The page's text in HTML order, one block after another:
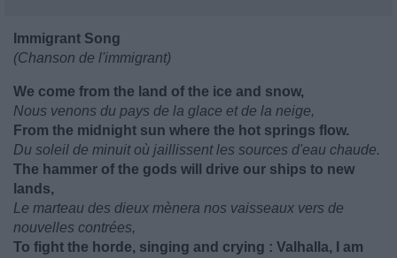
Immigrant Song
(Chanson de l'immigrant)
We come from the land of the ice and snow,
Nous venons du pays de la glace et de la neige,
From the midnight sun where the hot springs flow.
Du soleil de minuit où jaillissent les sources d'eau chaude.
The hammer of the gods will drive our ships to new
lands,
Le marteau des dieux mènera nos vaisseaux vers de
nouvelles contrées,
To fight the horde, singing and crying : Valhalla, I am